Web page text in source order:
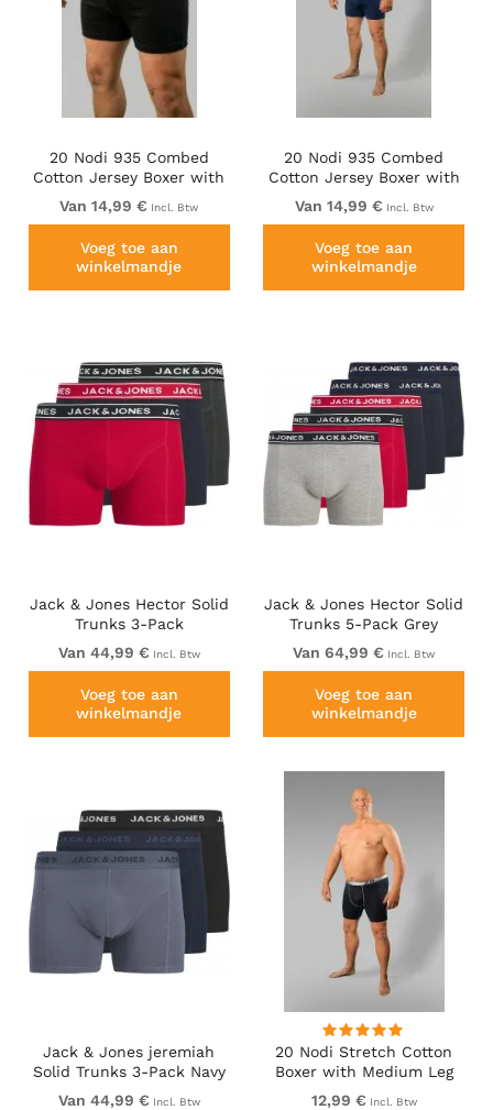
20 Nodi 935 Combed
Cotton Jersey Boxer with
Front Button Fly Black
Van 14,99 € Incl. Btw
Voeg toe aan
winkelmandje
20 Nodi 935 Combed
Cotton Jersey Boxer with
Front Button Fly Navy
Van 14,99 € Incl. Btw
Voeg toe aan
winkelmandje
Jack & Jones Hector Solid
Trunks 3-Pack
Navy/Red/Grey
Van 44,99 € Incl. Btw
Voeg toe aan
winkelmandje
Jack & Jones Hector Solid
Trunks 5-Pack Grey
Van 64,99 € Incl. Btw
Voeg toe aan
winkelmandje
Jack & Jones jeremiah
Solid Trunks 3-Pack Navy
Blazer
Van 44,99 € Incl. Btw
20 Nodi Stretch Cotton
Boxer with Medium Leg
Blue
12,99 € Incl. Btw